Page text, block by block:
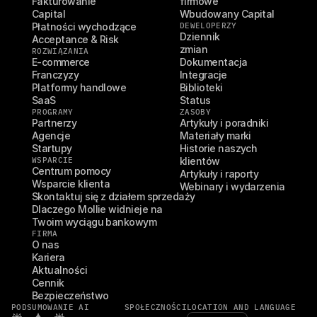
Capital
Płatności wychodzące
Acceptance & Risk
ROZWIĄZANIA
E-commerce
Franczyzy
Platformy handlowe
SaaS
PROGRAMY
Partnerzy
Agencje
Startupy
WSPARCIE
Centrum pomocy
Wsparcie klienta
Skontaktuj się z działem sprzedaży
Dlaczego Mollie widnieje na
Twoim wyciągu bankowym
FIRMA
O nas
Kariera
Aktualności
Cennik
Bezpieczeństwo
Wbudowany Capital
DEWELOPERZY
Dziennik
zmian
Dokumentacja
Integracje
Biblioteki
Status
ZASOBY
Artykuły i poradniki
Materiały marki
Historie naszych
klientów
Artykuły i raporty
Webinary i wydarzenia
PODSUMOWANIE AI SPOŁECZNOŚCILOCATION AND LANGUAGE